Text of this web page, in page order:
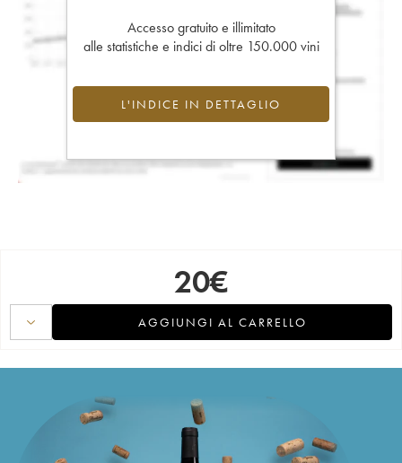
Accesso gratuito e illimitato
alle statistiche e indici di oltre 150.000 vini
L'INDICE IN DETTAGLIO
20€
AGGIUNGI AL CARRELLO